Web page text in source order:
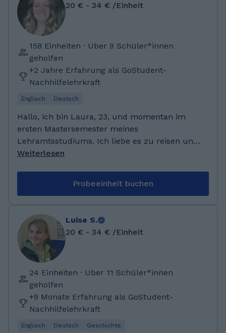
20 € - 34 € /Einheit
158 Einheiten · Uber 9 Schüler*innen
geholfen
+2 Jahre Erfahrung als GoStudent-
Nachhilfelehrkraft
Englisch Deutsch
Hallo, ich bin Laura, 23, und momentan im
ersten Mastersemester meines
Lehramtsstudiums. Ich liebe es zu reisen und
bin auch in verschiedenen Ländern
Auslandsschulen besucht habe. Ich habe 2021
mein Abitur gemacht und studiere seitdem
Deutsch und Englisch auf Lehramt. Ich habe
früher schon Nachhilfe gegeben und habe
letztes Jahr auch in einer Grundschule Lese-
und Rechtschreibförderung angeboten. 2023
habe ich ein dreimonatiges
Auslandspraktikum an einer Schule in Malta
absolviert. Außerdem arbeite ich an einer
Schule als Vertretungslehrerin.
Weiterlesen
Probeeinheit buchen
Luise S.
20 € - 34 € /Einheit
24 Einheiten · Uber 11 Schüler*innen
geholfen
+9 Monate Erfahrung als GoStudent-
Nachhilfelehrkraft
Englisch Deutsch Geschichte